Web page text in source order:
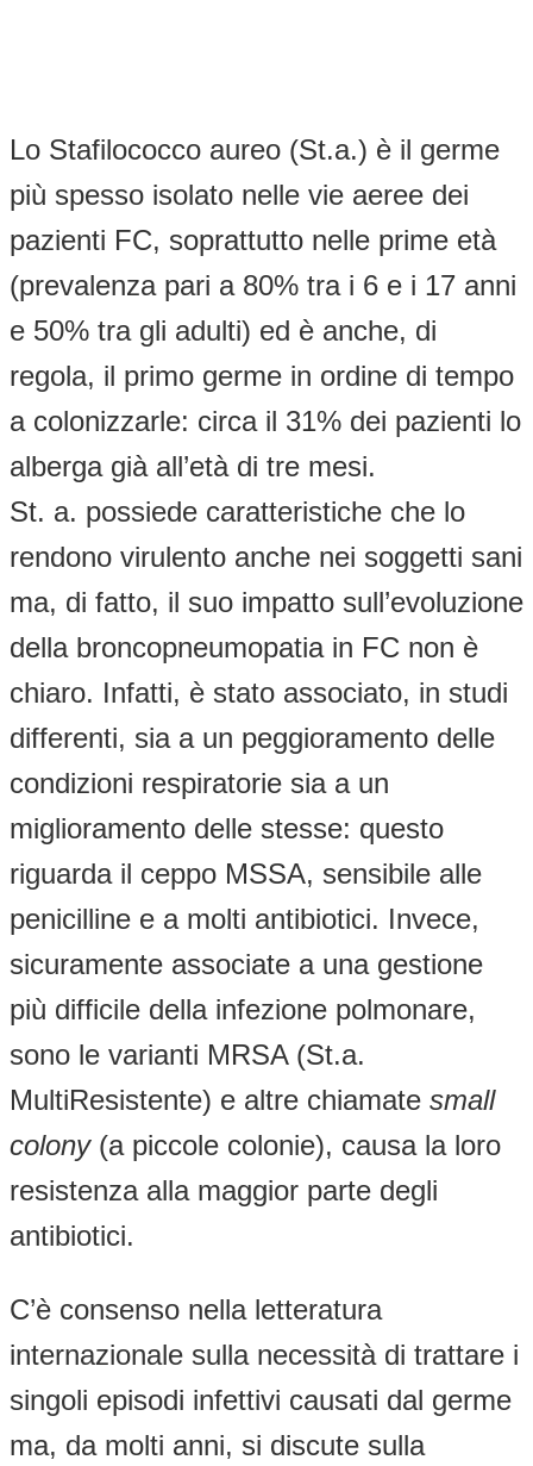
Lo Stafilococco aureo (St.a.) è il germe
più spesso isolato nelle vie aeree dei
pazienti FC, soprattutto nelle prime età
(prevalenza pari a 80% tra i 6 e i 17 anni
e 50% tra gli adulti) ed è anche, di
regola, il primo germe in ordine di tempo
a colonizzarle: circa il 31% dei pazienti lo
alberga già all’età di tre mesi.
St. a. possiede caratteristiche che lo
rendono virulento anche nei soggetti sani
ma, di fatto, il suo impatto sull’evoluzione
della broncopneumopatia in FC non è
chiaro. Infatti, è stato associato, in studi
differenti, sia a un peggioramento delle
condizioni respiratorie sia a un
miglioramento delle stesse: questo
riguarda il ceppo MSSA, sensibile alle
penicilline e a molti antibiotici. Invece,
sicuramente associate a una gestione
più difficile della infezione polmonare,
sono le varianti MRSA (St.a.
MultiResistente) e altre chiamate small
colony(a piccole colonie), causa la loro
resistenza alla maggior parte degli
antibiotici.
C’è consenso nella letteratura
internazionale sulla necessità di trattare i
singoli episodi infettivi causati dal germe
ma, da molti anni, si discute sulla